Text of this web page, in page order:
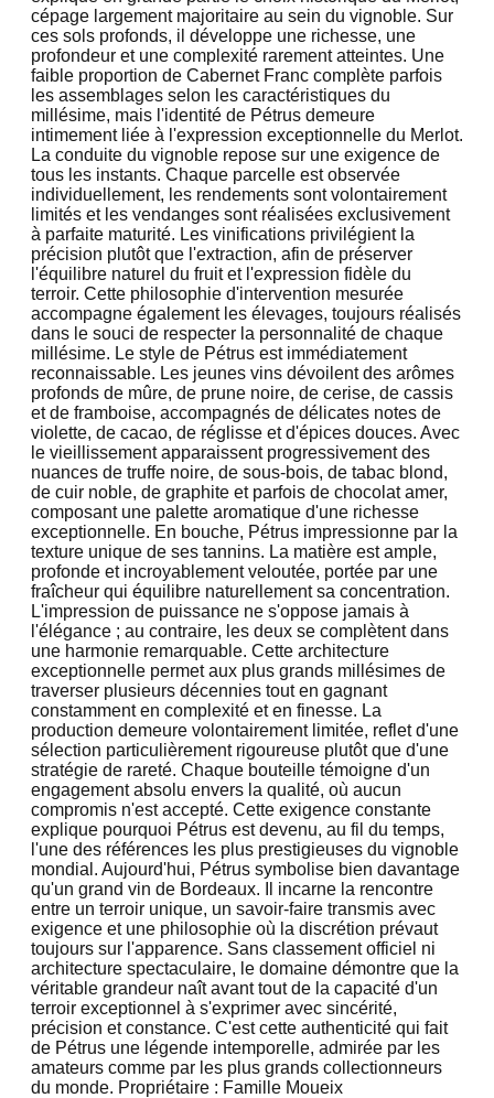
cépage largement majoritaire au sein du vignoble. Sur
ces sols profonds, il développe une richesse, une
profondeur et une complexité rarement atteintes. Une
faible proportion de Cabernet Franc complète parfois
les assemblages selon les caractéristiques du
millésime, mais l'identité de Pétrus demeure
intimement liée à l'expression exceptionnelle du Merlot.
La conduite du vignoble repose sur une exigence de
tous les instants. Chaque parcelle est observée
individuellement, les rendements sont volontairement
limités et les vendanges sont réalisées exclusivement
à parfaite maturité. Les vinifications privilégient la
précision plutôt que l'extraction, afin de préserver
l'équilibre naturel du fruit et l'expression fidèle du
terroir. Cette philosophie d'intervention mesurée
accompagne également les élevages, toujours réalisés
dans le souci de respecter la personnalité de chaque
millésime. Le style de Pétrus est immédiatement
reconnaissable. Les jeunes vins dévoilent des arômes
profonds de mûre, de prune noire, de cerise, de cassis
et de framboise, accompagnés de délicates notes de
violette, de cacao, de réglisse et d'épices douces. Avec
le vieillissement apparaissent progressivement des
nuances de truffe noire, de sous-bois, de tabac blond,
de cuir noble, de graphite et parfois de chocolat amer,
composant une palette aromatique d'une richesse
exceptionnelle. En bouche, Pétrus impressionne par la
texture unique de ses tannins. La matière est ample,
profonde et incroyablement veloutée, portée par une
fraîcheur qui équilibre naturellement sa concentration.
L'impression de puissance ne s'oppose jamais à
l'élégance ; au contraire, les deux se complètent dans
une harmonie remarquable. Cette architecture
exceptionnelle permet aux plus grands millésimes de
traverser plusieurs décennies tout en gagnant
constamment en complexité et en finesse. La
production demeure volontairement limitée, reflet d'une
sélection particulièrement rigoureuse plutôt que d'une
stratégie de rareté. Chaque bouteille témoigne d'un
engagement absolu envers la qualité, où aucun
compromis n'est accepté. Cette exigence constante
explique pourquoi Pétrus est devenu, au fil du temps,
l'une des références les plus prestigieuses du vignoble
mondial. Aujourd'hui, Pétrus symbolise bien davantage
qu'un grand vin de Bordeaux. Il incarne la rencontre
entre un terroir unique, un savoir-faire transmis avec
exigence et une philosophie où la discrétion prévaut
toujours sur l'apparence. Sans classement officiel ni
architecture spectaculaire, le domaine démontre que la
véritable grandeur naît avant tout de la capacité d'un
terroir exceptionnel à s'exprimer avec sincérité,
précision et constance. C'est cette authenticité qui fait
de Pétrus une légende intemporelle, admirée par les
amateurs comme par les plus grands collectionneurs
du monde. Propriétaire : Famille Moueix